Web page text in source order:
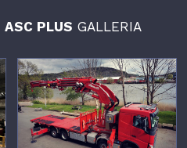
ASC PLUS GALLERIA